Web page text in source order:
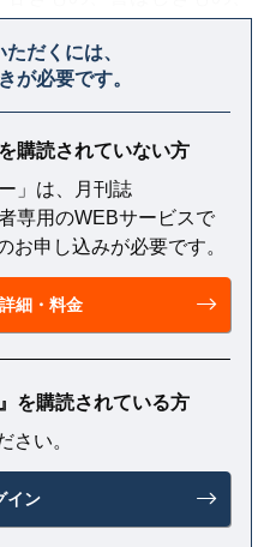
は確かだ」
だくには、
が必要です。
購読されていない方
」は、月刊誌
専用のWEBサービスで
お申し込みが必要です。
細・料金
を購読されている方
さい。
イン